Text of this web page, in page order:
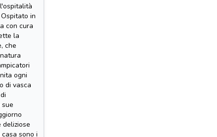
in
con cura
la
che
ogni
di vasca
deliziose
sono i